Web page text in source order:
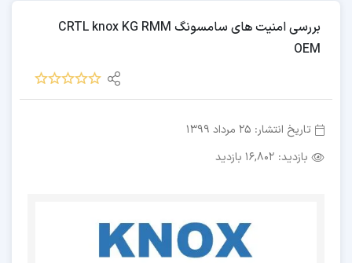
بررسی امنیت های سامسونگ CRTL knox KG RMM
OEM
تاریخ انتشار: 25 مرداد 1399
بازدید: 16,802 بازدید